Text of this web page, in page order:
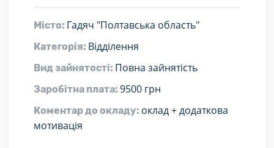
Для бізнесу
Місто: Гадяч "Полтавська область"
Категорія: Відділення
Вид зайнятості: Повна зайнятість
Заробітна плата: 9500 грн
Коментар до окладу: оклад + додаткова
мотивація